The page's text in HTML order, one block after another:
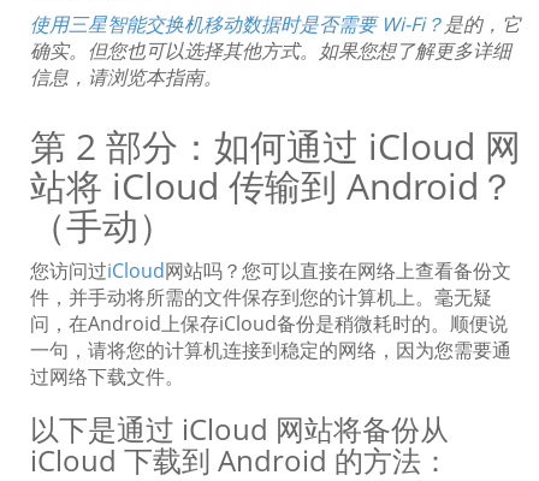
使用三星智能交换机移动数据时是否需要 Wi-Fi？是的，它
确实。但您也可以选择其他方式。如果您想了解更多详细
信息，请浏览本指南。
第 2 部分：如何通过 iCloud 网
站将 iCloud 传输到 Android？
（手动）
您访问过iCloud网站吗？您可以直接在网络上查看备份文
件，并手动将所需的文件保存到您的计算机上。毫无疑
问，在Android上保存iCloud备份是稍微耗时的。顺便说
一句，请将您的计算机连接到稳定的网络，因为您需要通
过网络下载文件。
以下是通过 iCloud 网站将备份从
iCloud 下载到 Android 的方法：